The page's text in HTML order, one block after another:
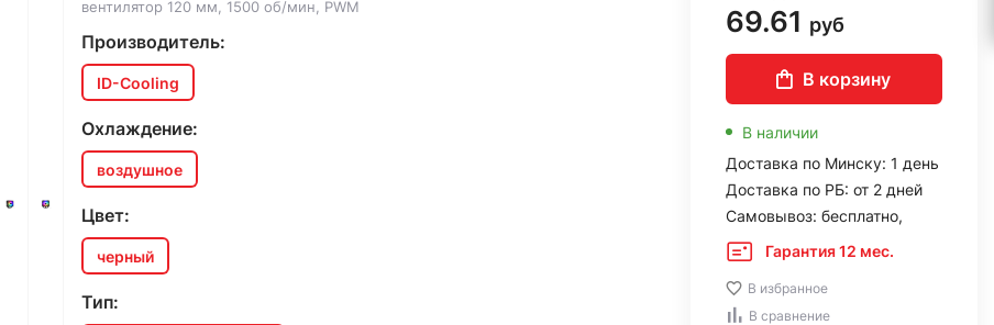
вентилятор 120 мм, 1500 об/мин, PWM
Производитель:
ID-Cooling
Охлаждение:
воздушное
Цвет:
черный
Тип:
69.61 руб
В корзину
В наличии
Доставка по Минску: 1 день
Доставка по РБ: от 2 дней
Самовывоз: бесплатно,
Гарантия 12 мес.
В избранное
В сравнение